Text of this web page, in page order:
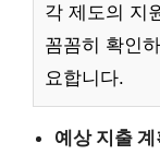
각 제도의 지
꼼꼼히 확인
요합니다.
예상 지출 계